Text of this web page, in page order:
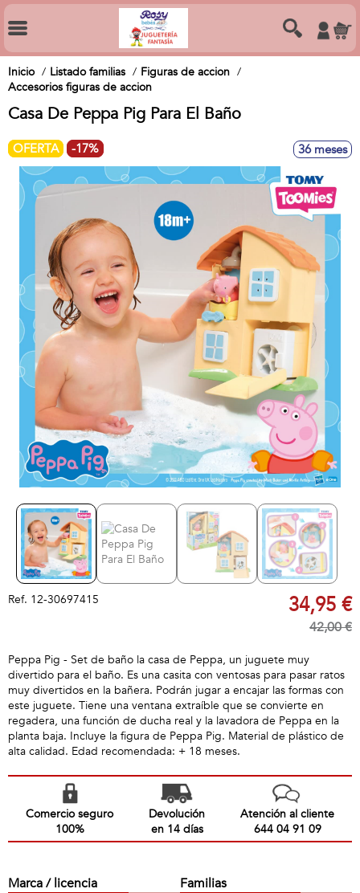
Inicio Listado familias
Figuras de accion
Accesorios figuras de accion
Casa De Peppa Pig Para El Baño
OFERTA -17% 36 meses
Ref. 12-30697415 34,95 €
42,00 €
Peppa Pig - Set de baño la casa de Peppa, un juguete muy
divertido para el baño. Es una casita con ventosas para pasar ratos
muy divertidos en la bañera. Podrán jugar a encajar las formas con
este juguete. Tiene una ventana extraíble que se convierte en
regadera, una función de ducha real y la lavadora de Peppa en la
planta baja. Incluye la figura de Peppa Pig. Material de plástico de
alta calidad. Edad recomendada: + 18 meses.
Comercio seguro
100%
Devolución
en 14 días
Atención al cliente
644 04 91 09
Marca / licencia Familias